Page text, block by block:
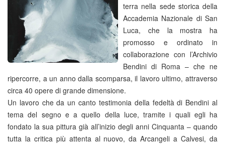
terra nella sede storica della
Accademia Nazionale di San
Luca, che la mostra ha
promosso e ordinato in
collaborazione con l’Archivio
Bendini di Roma – che ne
ripercorre, a un anno dalla scomparsa, il lavoro ultimo, attraverso
circa 40 opere di grande dimensione.
Un lavoro che da un canto testimonia della fedeltà di Bendini al
tema del segno e a quello della luce, tramite i quali egli ha
fondato la sua pittura già all’inizio degli anni Cinquanta – quando
tutta la critica più attenta al nuovo, da Arcangeli a Calvesi, da